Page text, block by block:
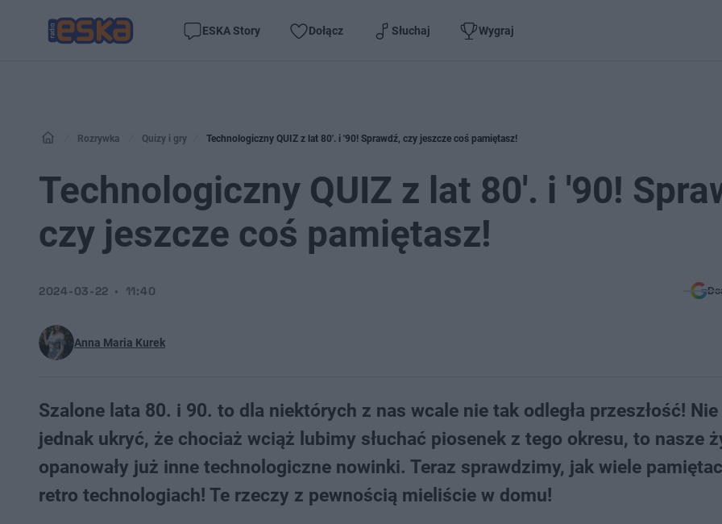
ESKA Story Dołącz Słuchaj Wygraj
Rozrywka Quizy i gry Technologiczny QUIZ z lat 80'. i '90! Sprawdź, czy jeszcze coś pamiętasz!
Technologiczny QUIZ z lat 80'. i '90!
czy jeszcze coś pamiętasz!
Anna Maria Kurek
2024-03-22 11:40
Szalone lata 80. i 90. to dla niektórych z nas wcale nie tak odległa przeszłość!
jednak ukryć, że chociaż wciąż lubimy słuchać piosenek z tego okresu, to nasze
opanowały już inne technologiczne nowinki. Teraz sprawdzimy, jak wiele
retro technologiach! Te rzeczy z pewnością mieliście w domu!